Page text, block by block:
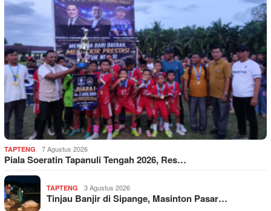
TAPTENG 7 Agustus 2026
Piala Soeratin Tapanuli Tengah 2026, Res…
TAPTENG 3 Agustus 2026
Tinjau Banjir di Sipange, Masinton Pasar…